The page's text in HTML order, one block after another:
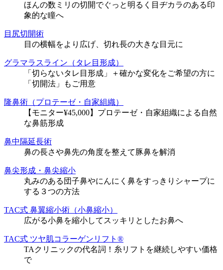
ほんの数ミリの切開でぐっと明るく目ヂカラのある印
象的な瞳へ
目尻切開術
目の横幅をより広げ、切れ長の大きな目元に
グラマラスライン（タレ目形成）
「切らないタレ目形成」＋確かな変化をご希望の方に
「切開法」もご用意
隆鼻術（プロテーゼ・自家組織）
【モニター¥45,000】プロテーゼ・自家組織による自然
な鼻筋形成
鼻中隔延長術
鼻の長さや鼻先の角度を整えて豚鼻を解消
鼻尖形成・鼻尖縮小
丸みのある団子鼻やにんにく鼻をすっきりシャープに
する３つの方法
TAC式 鼻翼縮小術（小鼻縮小）
広がる小鼻を縮小してスッキリとしたお鼻へ
TAC式 ツヤ肌コラーゲンリフト®
TAクリニックの代名詞！糸リフトを継続しやすい価格
で